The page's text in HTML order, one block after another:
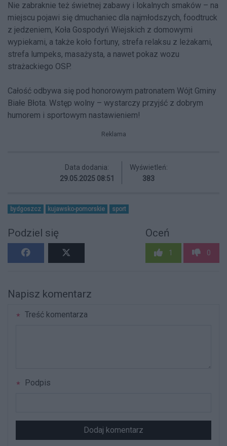
Nie zabraknie też świetnej zabawy i lokalnych smaków – na
miejscu pojawi się dmuchaniec dla najmłodszych, foodtruck
z jedzeniem, Koła Gospodyń Wiejskich z domowymi
wypiekami, a także koło fortuny, strefa relaksu z leżakami,
strefa lumpeks, masażysta, a nawet pokaz wozu
strażackiego OSP.
Całość odbywa się pod honorowym patronatem Wójt Gminy
Białe Błota. Wstęp wolny – wystarczy przyjść z dobrym
humorem i sportowym nastawieniem!
Reklama
Data dodania:
29.05.2025 08:51
Wyświetleń:
383
bydgoszcz kujawsko-pomorskie sport
Podziel się Oceń
1 0
Napisz komentarz
Treść komentarza
Podpis
Dodaj komentarz